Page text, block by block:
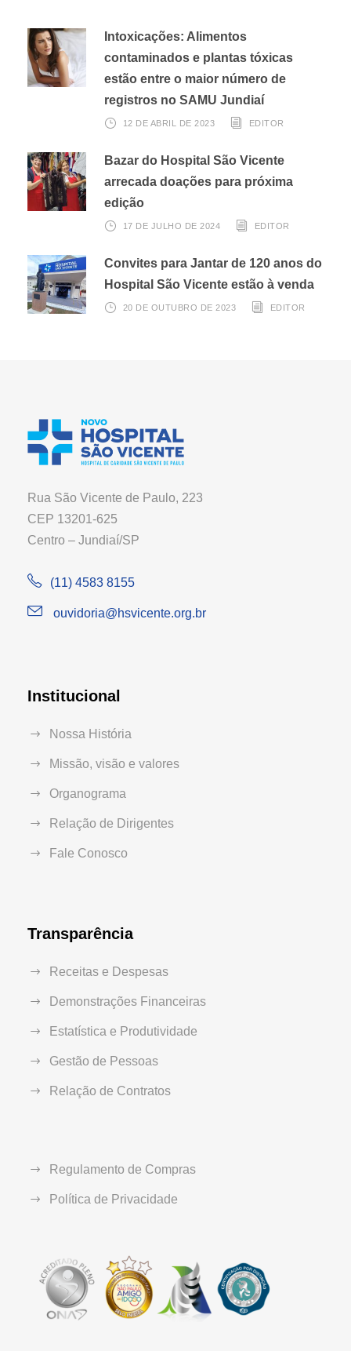
Intoxicações: Alimentos
contaminados e plantas tóxicas
estão entre o maior número de
registros no SAMU Jundiaí
12 DE ABRIL DE 2023 EDITOR
Bazar do Hospital São Vicente
arrecada doações para próxima
edição
17 DE JULHO DE 2024 EDITOR
Convites para Jantar de 120 anos do
Hospital São Vicente estão à venda
20 DE OUTUBRO DE 2023 EDITOR
Rua São Vicente de Paulo, 223
CEP 13201-625
Centro – Jundiaí/SP
(11) 4583 8155
ouvidoria@hsvicente.org.br
Institucional
Nossa História
Missão, visão e valores
Organograma
Relação de Dirigentes
Fale Conosco
Transparência
Receitas e Despesas
Demonstrações Financeiras
Estatística e Produtividade
Gestão de Pessoas
Relação de Contratos
Regulamento de Compras
Política de Privacidade